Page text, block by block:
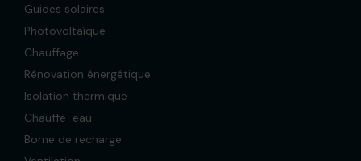
Guides solaires
Photovoltaïque
Chauffage
Rénovation énergétique
Isolation thermique
Chauffe-eau
Borne de recharge